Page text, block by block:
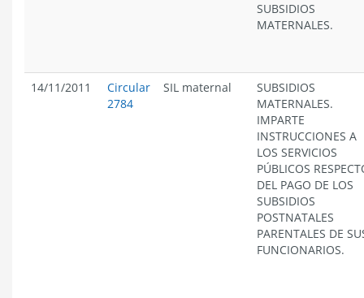
SUBSIDIOS
MATERNALES.
14/11/2011
Circular
2784
SIL maternal
SUBSIDIOS
MATERNALES.
IMPARTE
INSTRUCCIONES A
LOS SERVICIOS
PÚBLICOS
DEL PAGO DE LOS
SUBSIDIOS
POSTNATALES
PARENTALES DE
FUNCIONARIOS.